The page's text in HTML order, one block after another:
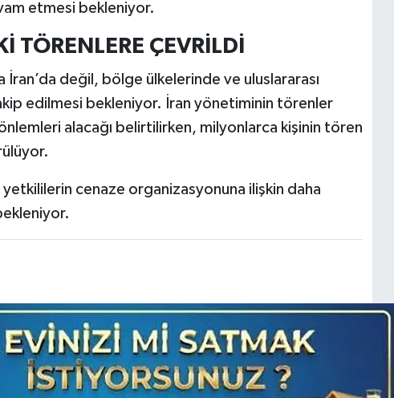
etmesi bekleniyor.
TÖRENLERE ÇEVRİLDİ
İran’da değil, bölge ülkelerinde ve uluslararası
edilmesi bekleniyor. İran yönetiminin törenler
alacağı belirtilirken, milyonlarca kişinin tören
cenaze organizasyonuna ilişkin daha